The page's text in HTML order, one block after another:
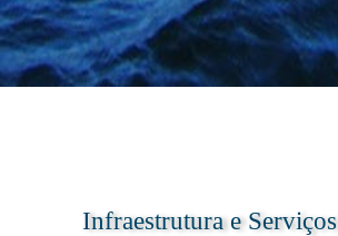
Infraestrutura e Serviços